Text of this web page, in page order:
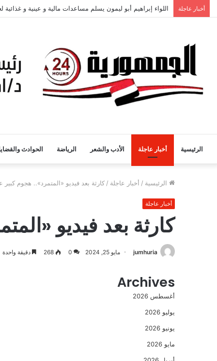
أخبار عاجلة
الرئيسية أخبار عاجلة الأدب والشعر الرياضة الحوادث
الرئيسية / أخبار عاجلة / كارثة بعد فيديو «المتمرد».. هجوم كبير
أخبار عاجلة
كارثة بعد فيديو
jumhuria مايو 25, 2024 0
268 دقيقة واحدة
Archives
أغسطس 2026
يوليو 2026
يونيو 2026
مايو 2026